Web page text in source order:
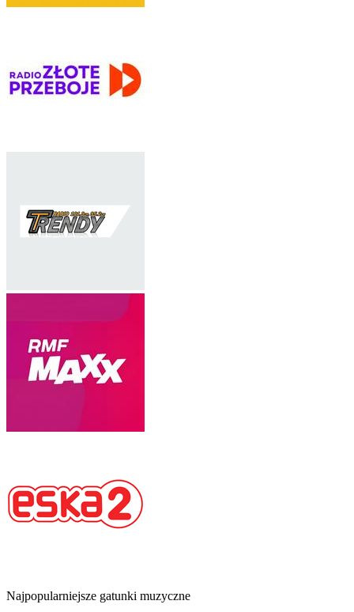
Najpopularniejsze gatunki muzyczne